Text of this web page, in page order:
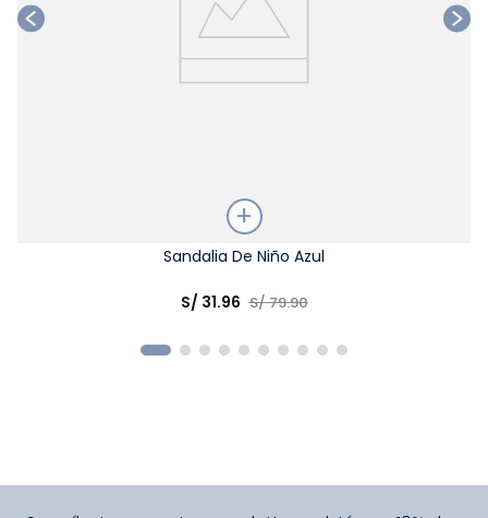
Sandalia De Niño Azul
S/ 31.96 S/79.90